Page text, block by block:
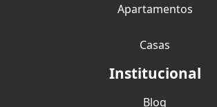
Apartamentos
Casas
Institucional
Blog